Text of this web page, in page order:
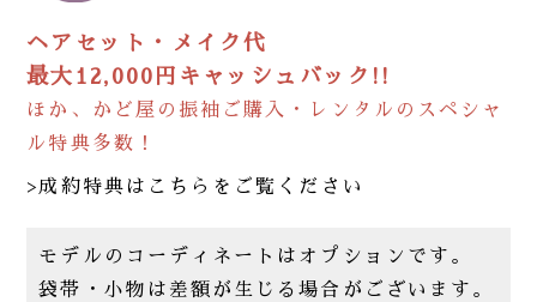
ヘアセット・メイク代
最大12,000円キャッシュバック!!
ほか、かど屋の振袖ご購入・レンタルのスペシャ
ル特典多数！
>成約特典はこちらをご覧ください
モデルのコーディネートはオプションです。
袋帯・小物は差額が生じる場合がございます。